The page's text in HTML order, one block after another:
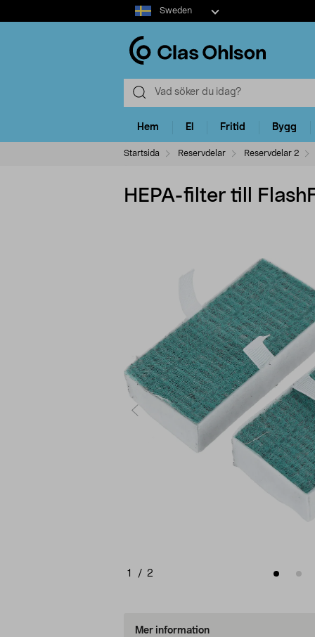
Select
market
Sweden
Hem El Fritid Bygg
Startsida Reservdelar Reservdelar 2
HEPA-filter till
1 / 2
Mer information